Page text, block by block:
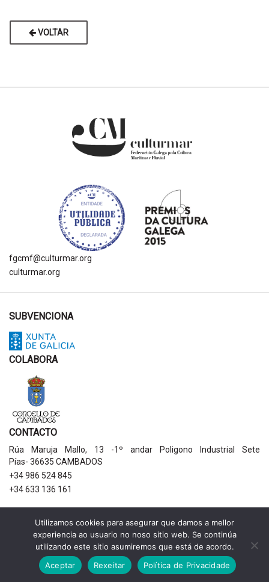
VOLTAR
fgcmf@culturmar.org
culturmar.org
SUBVENCIONA
COLABORA
CONTACTO
Rúa Maruja Mallo, 13 -1º andar Poligono Industrial Sete
Pías- 36635 CAMBADOS
+34 986 524 845
+34 633 136 161
AVISOS LEGAIS
Política de privacidade
Aviso legal
Política de cookies
Utilizamos cookies para asegurar que damos a mellor
experiencia ao usuario no noso sitio web. Se continúa
utilizando este sitio asumiremos que está de acordo.
Aceptar
Rexeitar Política de Privacidade